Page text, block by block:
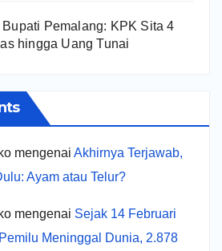
Pemalang: KPK Sita 4
hingga Uang Tunai
mengenai Akhirnya Terjawab,
Ayam atau Telur?
mengenai Sejak 14 Februari
Meninggal Dunia, 2.878